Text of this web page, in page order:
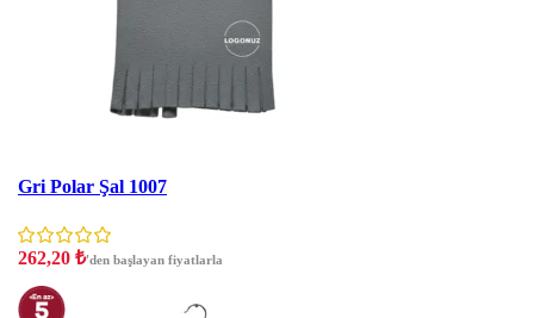
Gri Polar Şal 1007
262,20 ₺'den başlayan fiyatlarla